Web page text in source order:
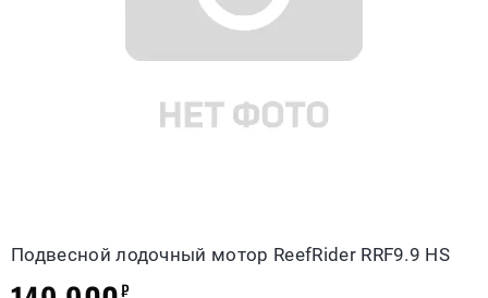
Подвесной лодочный мотор ReefRider RRF9.9 HS
₽